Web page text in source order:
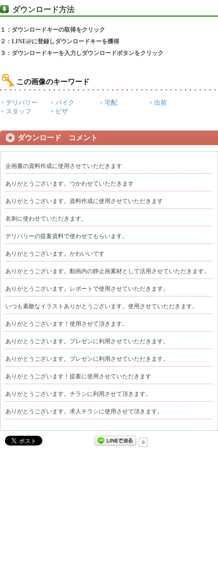
ダウンロード方法
１：ダウンロードキーの取得をクリック
２：LINE@に登録しダウンロードキーを獲得
３：ダウンロードキーを入力しダウンロードボタンをクリック
この画像のキーワード
デリバリー バイク 宅配
出前
スタッフ
ピザ
ダウンロード コメント
企画書の資料作成に使用させていただきます
ありがとうございます。つかわせていただきます
ありがとうございます。資料作成に使用させていただきます
名刺に使わせていただきます。
デリバリーの提案資料で使わせてもらいます。
ありがとうございます。かわいいです
ありがとうございます。動画内の静止画素材として活用させていただきます。
ありがとうございます。レポートで使用させていただきます。
いつも素敵なイラストありがとうございます。使用させていただきます。
ありがとうございます！使用させて頂きます。
ありがとうございます。プレゼンに利用させていただきます。
ありがとうございます。プレゼンに利用させていただきます。
ありがとうございます！提案に使用させていただきます
ありがとうございます。チラシに利用させて頂きます。
ありがとうございます。求人チラシに使用させて頂きます。
0